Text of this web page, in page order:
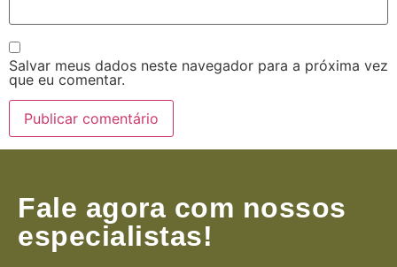
Salvar meus dados neste navegador para a próxima vez
que eu comentar.
Fale agora com nossos
especialistas!